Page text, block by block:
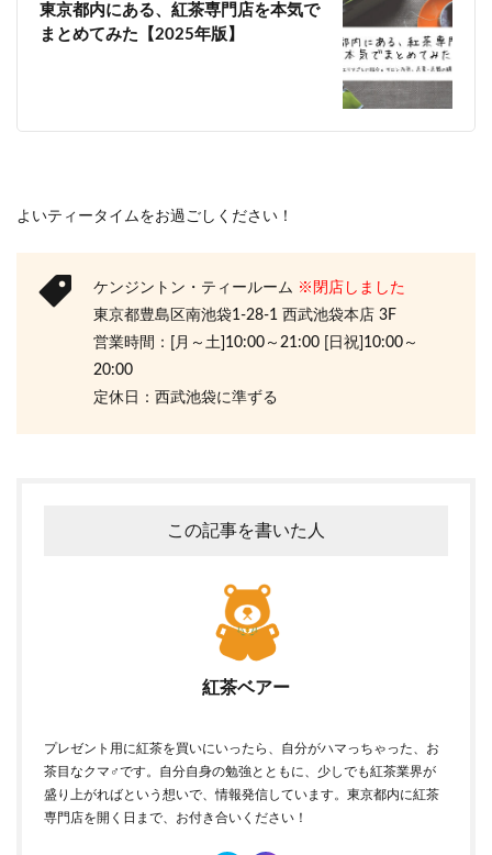
東京都内にある、紅茶専門店を本気で
まとめてみた【2025年版】
よいティータイムをお過ごしください！
ケンジントン・ティールーム ※閉店しました
東京都豊島区南池袋1-28-1 西武池袋本店 3F
営業時間：[月～土]10:00～21:00 [日祝]10:00～
20:00
定休日：西武池袋に準ずる
この記事を書いた人
紅茶ベアー
プレゼント用に紅茶を買いにいったら、自分がハマっちゃった、お
茶目なクマ♂です。自分自身の勉強とともに、少しでも紅茶業界が
盛り上がればという想いで、情報発信しています。東京都内に紅茶
専門店を開く日まで、お付き合いください！